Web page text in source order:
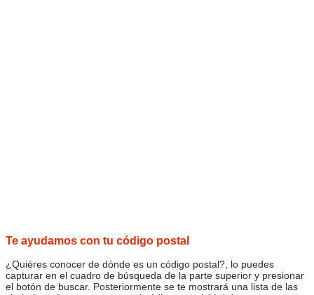
Te ayudamos con tu código postal
¿Quiéres conocer de dónde es un código postal?, lo puedes
capturar en el cuadro de búsqueda de la parte superior y presionar
el botón de buscar. Posteriormente se te mostrará una lista de las